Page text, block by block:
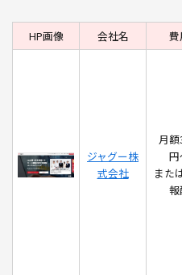
HP画像 会社名 費
ジャグー株
式会社
月
円
また
報